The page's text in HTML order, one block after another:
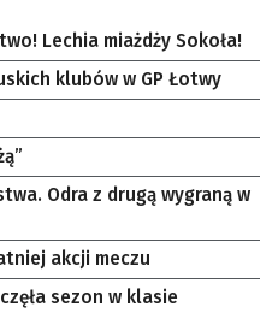
Lechia miażdży Sokoła!
klubów w GP Łotwy
Odra z drugą wygraną w
akcji meczu
sezon w klasie